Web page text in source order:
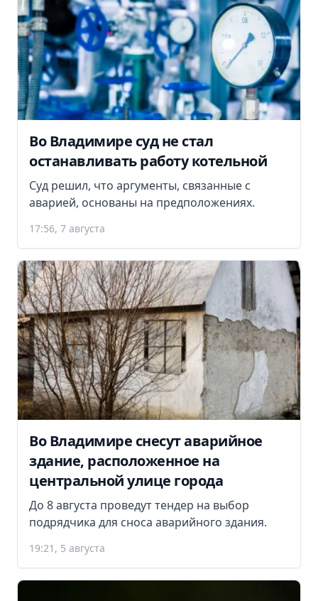
Во Владимире суд не стал
останавливать работу котельной
Суд решил, что аргументы, связанные с
аварией, основаны на предположениях.
17:56, 7 августа
Во Владимире снесут аварийное
здание, расположенное на
центральной улице города
До 8 августа проведут тендер на выбор
подрядчика для сноса аварийного здания.
19:21, 5 августа